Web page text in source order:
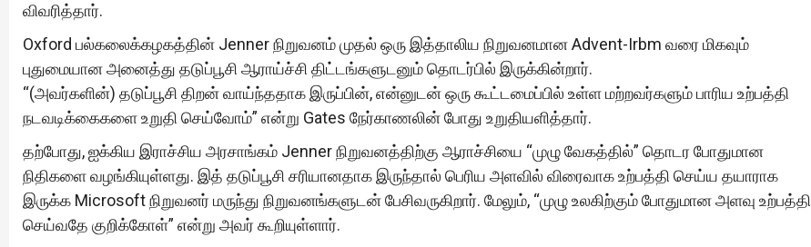
விவரித்தார்.
Oxford பல்கலைக்கழகத்தின் Jenner நிறுவனம் முதல் ஒரு இத்தாலிய நிறுவனமான Advent-Irbm வரை மிகவும்
புதுமையான அனைத்து தடுப்பூசி ஆராய்ச்சி திட்டங்களுடனும் தொடர்பில் இருக்கின்றார்.
“(அவர்களின்) தடுப்பூசி திறன் வாய்ந்ததாக இருப்பின், என்னுடன் ஒரு கூட்டமைப்பில் உள்ள மற்றவர்களும் பாரிய உற்பத்தி
நடவடிக்கைகளை உறுதி செய்வோம்” என்று Gates நேர்காணலின் போது உறுதியளித்தார்.
தற்போது, ஐக்கிய இராச்சிய அரசாங்கம் Jenner நிறுவனத்திற்கு ஆராச்சியை “முழு வேகத்தில்” தொடர போதுமான
நிதிகளை வழங்கியுள்ளது. இத் தடுப்பூசி சரியானதாக இருந்தால் பெரிய அளவில் விரைவாக உற்பத்தி செய்ய தயாராக
இருக்க Microsoft நிறுவனர் மருந்து நிறுவனங்களுடன் பேசிவருகிறார். மேலும், “முழு உலகிற்கும் போதுமான அளவு உற்பத்தி
செய்வதே குறிக்கோள்” என்று அவர் கூறியுள்ளார்.